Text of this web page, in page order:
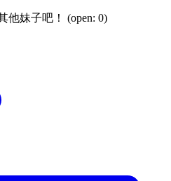
他妹子吧！ (open: 0)